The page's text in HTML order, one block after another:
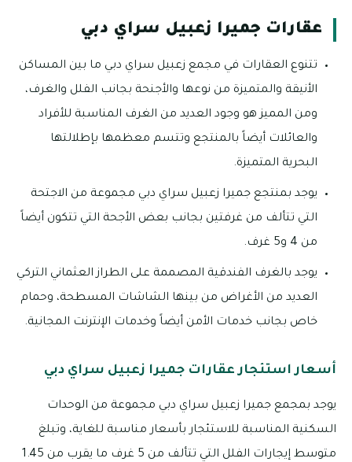
عقارات جميرا زعبيل سراي دبي
تتنوع العقارات في مجمع زعبيل سراي دبي ما بين المساكن
الأنيقة والمتميزة من نوعها والأجنحة بجانب الفلل والغرف،
ومن المميز هو وجود العديد من الغرف المناسبة للأفراد
والعائلات أيضاً بالمنتجع وتتسم معظمها بإطلالتها
البحرية المتميزة.
يوجد بمنتجع جميرا زعبيل سراي دبي مجموعة من الاجتحة
التي تتألف من غرفتين بجانب بعض الأجحة التي تتكون أيضاً
من 4 و5 غرف.
يوجد بالغرف الفندقية المصممة على الطراز العثماني التركي
العديد من الأغراض من بينها الشاشات المسطحة، وحمام
خاص بجانب خدمات الأمن أيضاً وخدمات الإنترنت المجانية.
أسعار استئجار عقارات جميرا زعبيل سراي دبي
يوجد بمجمع جميرا زعبيل سراي دبي مجموعة من الوحدات
السكنية المناسبة للاستئجار بأسعار مناسبة للغاية، وتبلغ
متوسط إيجارات الفلل التي تتألف من 5 غرف ما يقرب من 1.45